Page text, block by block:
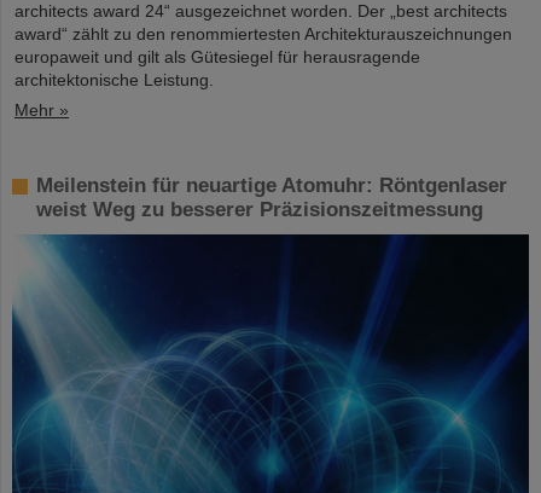
architects award 24“ ausgezeichnet worden. Der „best architects
award“ zählt zu den renommiertesten Architekturauszeichnungen
europaweit und gilt als Gütesiegel für herausragende
architektonische Leistung.
Mehr »
Meilenstein für neuartige Atomuhr: Röntgenlaser
weist Weg zu besserer Präzisionszeitmessung